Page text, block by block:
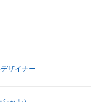
ザイナー